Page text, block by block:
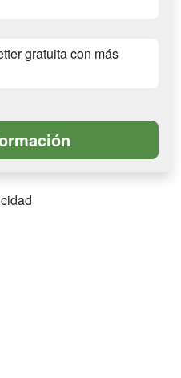
gratuita con más